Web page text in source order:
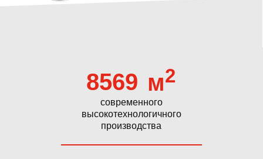
м2
8569
современного
высокотехнологичного
производства